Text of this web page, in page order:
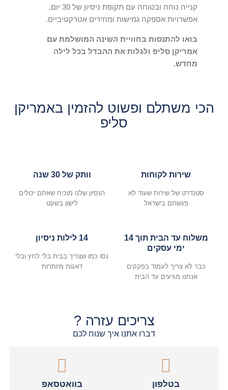
קנייה נוחה ובטוחה עם תקופת ניסיון של 30 יום,
אפשרויות אספקה גמישות ומחירים אטרקטיביים.
בואו להתנסות בחוויית השינה המושלמת עם
אמריקן סליפ ולגלות את ההבדל בכל לילה
מחדש.
הכי משתלם ופשוט להזמין באמריקן
סליפ
שירות לקוחות
סטנדרט של שירות שעוד לא
פגשתם בישראל
וותק של 30 שנה
הנסיון שלנו מוכיח שאתם יכולים
לישון בשקט
משלוח עד הבית תוך 14
ימי עסקים
כבר לא צריך לעמוד בפקקים
אנחנו מגיעים עד הבית
14 לילות ניסיון
נסו כמו שצריך בבית בלי לחץ ובלי
דאגות מיותרות
צריכים עזרה ?
דברו אתנו איך שנוח לכם
בטלפון בוואטסאפ